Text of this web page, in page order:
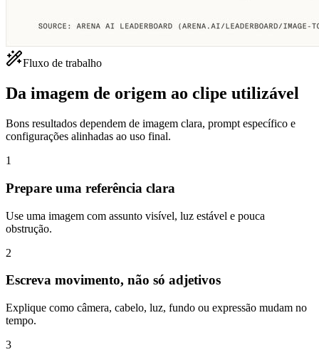
Fluxo de trabalho
Da imagem de origem ao clipe utilizável
Bons resultados dependem de imagem clara, prompt específico e
configurações alinhadas ao uso final.
1
Prepare uma referência clara
Use uma imagem com assunto visível, luz estável e pouca
obstrução.
2
Escreva movimento, não só adjetivos
Explique como câmera, cabelo, luz, fundo ou expressão mudam no
tempo.
3